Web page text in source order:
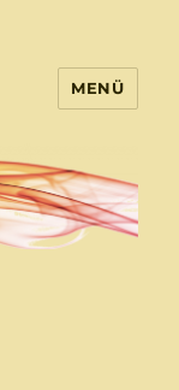
MENÜ